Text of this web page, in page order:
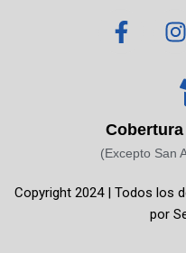
F
a
o
o
-
I
n
t
a
g
r
Cobertura
(Excepto San
Copyright 2024 | Todos los
por